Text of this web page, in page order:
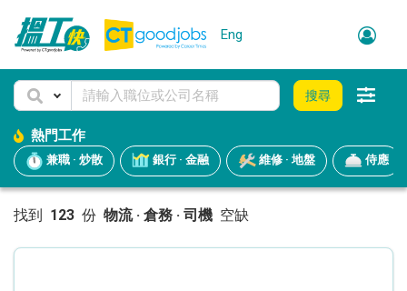
Eng
搜尋
熱門工作
兼職 · 炒散 銀行 · 金融 維修 · 地盤 侍應
找到 123 份 物流 · 倉務 · 司機 空缺